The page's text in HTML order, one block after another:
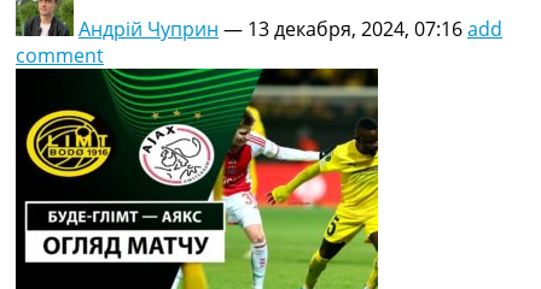
Андрій Чуприн — 13 декабря, 2024, 07:16add
comment